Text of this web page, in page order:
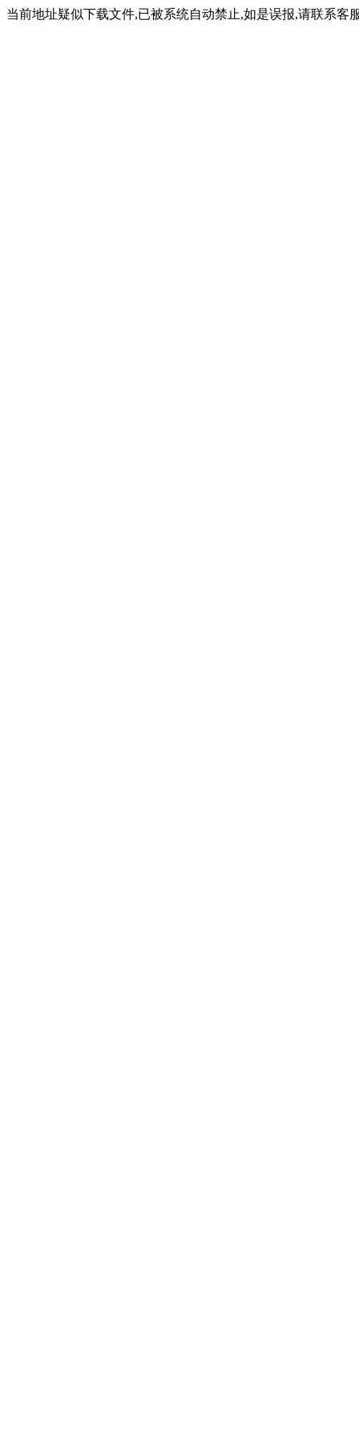
当前地址疑似下载文件,已被系统自动禁止,如是误报,请联系客